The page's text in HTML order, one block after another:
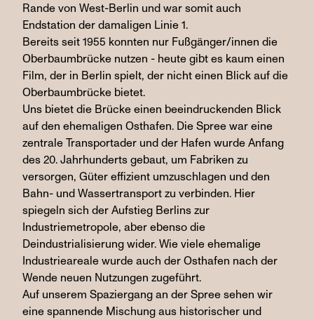
Rande von West-Berlin und war somit auch
Endstation der damaligen Linie 1.
Bereits seit 1955 konnten nur Fußgänger/innen die
Oberbaumbrücke nutzen - heute gibt es kaum einen
Film, der in Berlin spielt, der nicht einen Blick auf die
Oberbaumbrücke bietet.
Uns bietet die Brücke einen beeindruckenden Blick
auf den ehemaligen Osthafen. Die Spree war eine
zentrale Transportader und der Hafen wurde Anfang
des 20. Jahrhunderts gebaut, um Fabriken zu
versorgen, Güter effizient umzuschlagen und den
Bahn- und Wassertransport zu verbinden. Hier
spiegeln sich der Aufstieg Berlins zur
Industriemetropole, aber ebenso die
Deindustrialisierung wider. Wie viele ehemalige
Industrieareale wurde auch der Osthafen nach der
Wende neuen Nutzungen zugeführt.
Auf unserem Spaziergang an der Spree sehen wir
eine spannende Mischung aus historischer und